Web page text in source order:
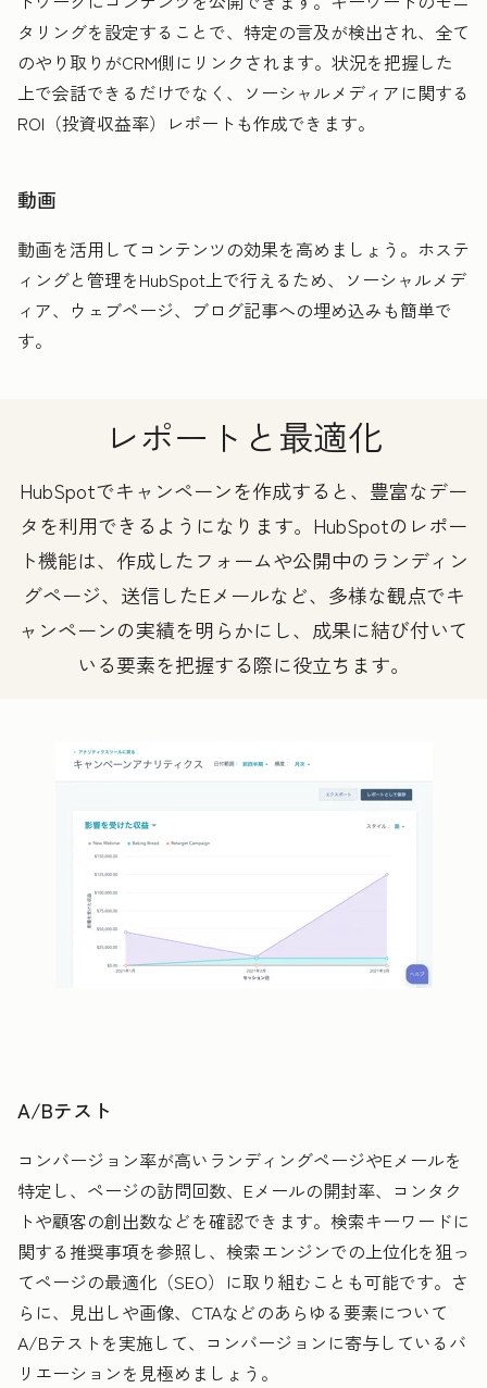
タリングを設定することで、特定の言及が検出され、全て
のやり取りがCRM側にリンクされます。状況を把握した
上で会話できるだけでなく、ソーシャルメディアに関する
ROI（投資収益率）レポートも作成できます。
動画
動画を活用してコンテンツの効果を高めましょう。ホステ
ィングと管理をHubSpot上で行えるため、ソーシャルメデ
ィア、ウェブページ、ブログ記事への埋め込みも簡単で
す。
レポートと最適化
HubSpotでキャンペーンを作成すると、豊富なデー
タを利用できるようになります。HubSpotのレポー
ト機能は、作成したフォームや公開中のランディン
グページ、送信したEメールなど、多様な観点でキ
ャンペーンの実績を明らかにし、成果に結び付いて
いる要素を把握する際に役立ちます。
A/Bテスト
コンバージョン率が高いランディングページやEメールを
特定し、ページの訪問回数、Eメールの開封率、コンタク
トや顧客の創出数などを確認できます。検索キーワードに
関する推奨事項を参照し、検索エンジンでの上位化を狙っ
てページの最適化（SEO）に取り組むことも可能です。さ
らに、見出しや画像、CTAなどのあらゆる要素について
A/Bテストを実施して、コンバージョンに寄与しているバ
リエーションを見極めましょう。